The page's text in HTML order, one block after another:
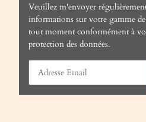
Veuillez m'envoyer
informations sur votre gamme
tout moment conformément à
protection des données.